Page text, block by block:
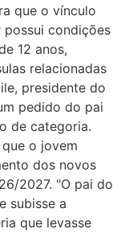
que o vínculo
condições
12 anos,
relacionadas
presidente do
pedido do pai
de categoria.
o jovem
dos novos
2027. "O pai do
subisse a
que levasse